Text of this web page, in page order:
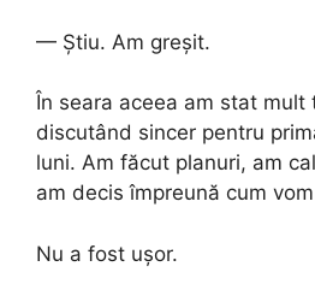
— Știu. Am greșit.
În seara aceea am stat mult
discutând sincer pentru
luni. Am făcut planuri, am
am decis împreună cum
Nu a fost ușor.